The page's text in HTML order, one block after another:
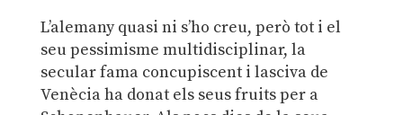
L’alemany quasi ni s’ho creu, però tot i el
seu pessimisme multidisciplinar, la
secular fama concupiscent i lasciva de
Venècia ha donat els seus fruits per a